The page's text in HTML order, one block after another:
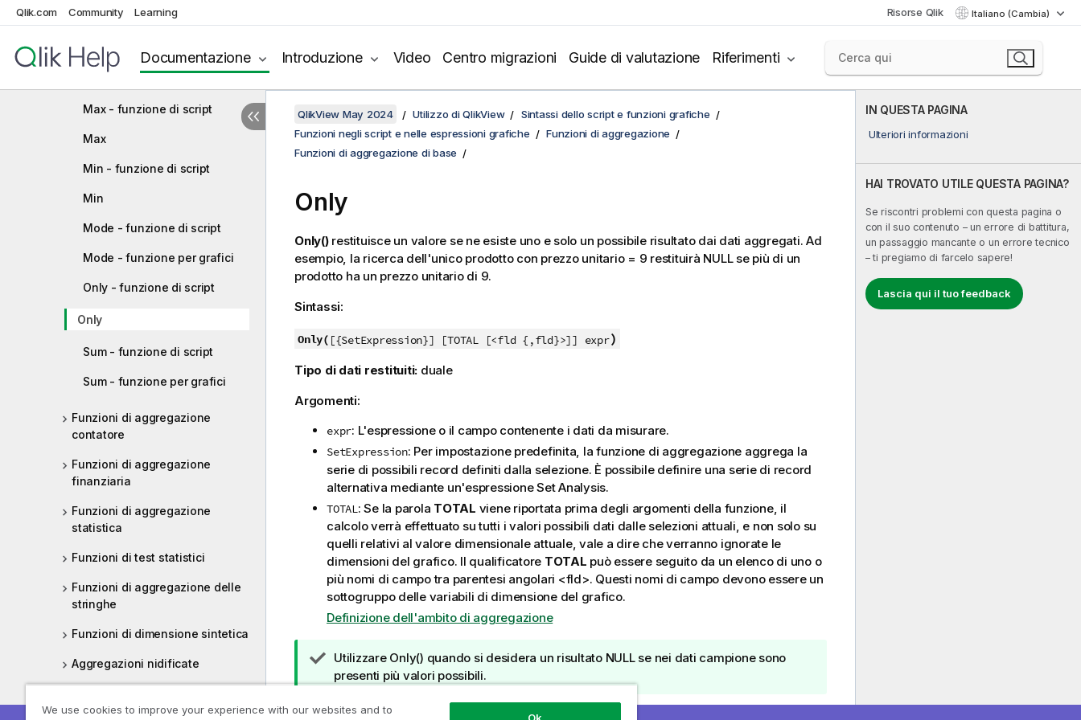
Qlik.com Community Learning Risorse Qlik Italiano (Cambia)
Documentazione Introduzione Video Centro migrazioni Guide di valutazione Riferimenti
base
script
Max - funzione di script
Max
Min - funzione di script
Min
Mode - funzione di script
Mode - funzione per grafici
Only - funzione di script
Only
Sum - funzione di script
Sum - funzione per grafici
Funzioni di aggregazione
contatore
Funzioni di aggregazione
finanziaria
Funzioni di aggregazione
statistica
Funzioni di test statistici
Funzioni di aggregazione delle
stringhe
Funzioni di dimensione sintetica
Aggregazioni nidificate
IN QUESTA PAGINA
Ulteriori informazioni
HAI TROVATO UTILE QUESTA PAGINA?
Se riscontri problemi con questa pagina o
con il suo contenuto – un errore di battitura,
un passaggio mancante o un errore tecnico
– ti pregiamo di farcelo sapere!
Lascia qui il tuo feedback
QlikView May 2024 Utilizzo di QlikView
Sintassi dello script e funzioni grafiche
Funzioni negli script e nelle espressioni grafiche
Funzioni di aggregazione
Funzioni di aggregazione di base
Only
Only() restituisce un valore se ne esiste uno e solo un possibile risultato dai dati aggregati. Ad
esempio, la ricerca dell'unico prodotto con prezzo unitario = 9 restituirà NULLse più di un
prodotto ha un prezzo unitario di 9.
Sintassi:
Only( [{SetExpression}] [TOTAL [<fld {,fld}>]] expr)
Tipo di dati restituiti: duale
Argomenti:
expr: L'espressione o il campo contenente i dati da misurare.
SetExpression: Per impostazione predefinita, la funzione di aggregazione aggrega la
serie di possibili record definiti dalla selezione. È possibile definire una serie di record
alternativa mediante un'espressione Set Analysis.
TOTAL: Se la parola TOTAL viene riportata prima degli argomenti della funzione, il
calcolo verrà effettuato su tutti i valori possibili dati dalle selezioni attuali, e non solo su
quelli relativi al valore dimensionale attuale, vale a dire che verranno ignorate le
dimensioni del grafico. Il qualificatore TOTAL può essere seguito da un elenco di uno o
più nomi di campo tra parentesi angolari <fld>. Questi nomi di campo devono essere un
sottogruppo delle variabili di dimensione del grafico.
Definizione dell'ambito di aggregazione
N
o
a
Utilizzare Only() quando si desidera un risultato NULLse nei dati campione sono
presenti più valori possibili.
Esempi:
We use cookies to improve your experience with our websites and to